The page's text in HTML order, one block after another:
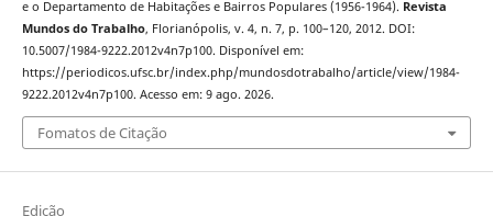
e o Departamento de Habitações e Bairros Populares (1956-1964). Revista
Mundos do Trabalho, Florianópolis, v. 4, n. 7, p. 100–120, 2012. DOI:
10.5007/1984-9222.2012v4n7p100. Disponível em:
https://periodicos.ufsc.br/index.php/mundosdotrabalho/article/view/1984-
9222.2012v4n7p100. Acesso em: 9 ago. 2026.
Fomatos de Citação
Edição